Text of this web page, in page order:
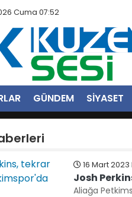
Cuma 07:52
GÜNDEM SİYASET
16 Mart
Josh
Aliağa